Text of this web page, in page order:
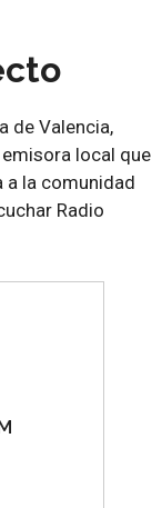
de Valencia,
local que
a la comunidad
Radio